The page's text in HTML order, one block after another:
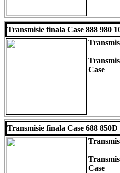
Transmisie finala Case 888 980
Case
Transmisie finala Case 688
Case